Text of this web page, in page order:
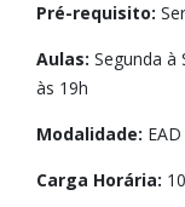
Pré-requisito:
Aulas: Segunda à
às 19h
Modalidade: EAD
Carga Horária: